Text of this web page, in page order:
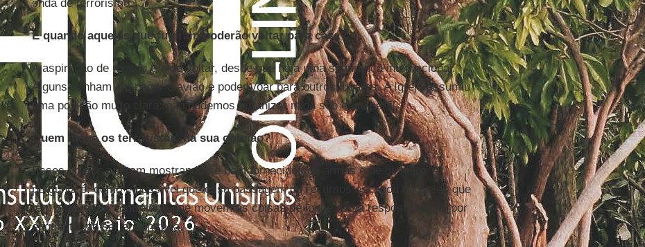
onda de terrorismo.
E quando aqueles que fugiram poderão voltar para casa?
A aspiração de muitos é a de voltar, desde que haja uma segurança internacional.
Alguns sonham em pegar o avião e poder voar para outros lugares. A Igreja assumiu
uma posição muito clara: não podemos organizar nada sob esse perfil.
Quem move os terroristas, na sua opinião?
Esses grupos operam mostrando-se bem fornecidos de armas e de dinheiro. A
pergunta é: como é possível que essa passagem de recursos escapou daqueles que
têm o dever de controlar e que movem as coisas de longe. Uma resposta difícil, por
enquanto, de ser encontrada.